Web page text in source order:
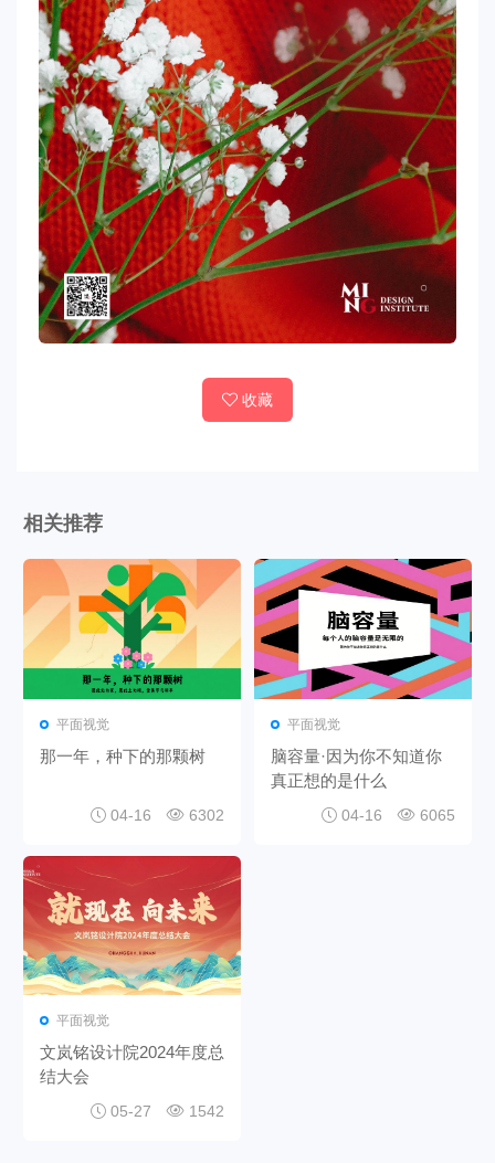
收藏
相关推荐
平面视觉
那一年，种下的那颗树
04-16 6302
平面视觉
脑容量·因为你不知道你
真正想的是什么
04-16 6065
平面视觉
文岚铭设计院2024年度总
结大会
05-27 1542